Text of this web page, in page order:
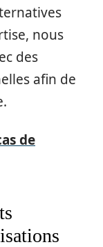
nous
des
afin de
de